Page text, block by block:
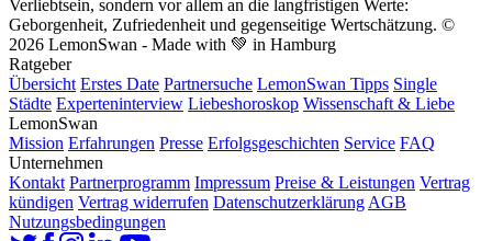
Verliebtsein, sondern vor allem an die langfristigen Werte:
Geborgenheit, Zufriedenheit und gegenseitige Wertschätzung. ©
2026 LemonSwan - Made with 💚 in Hamburg
Ratgeber
Übersicht Erstes Date Partnersuche LemonSwan Tipps Single
Städte Experteninterview Liebeshoroskop Wissenschaft & Liebe
LemonSwan
Mission Erfahrungen Presse Erfolgsgeschichten Service FAQ
Unternehmen
Kontakt Partnerprogramm Impressum Preise & Leistungen Vertrag
kündigen Vertrag widerrufen Datenschutzerklärung AGB
Nutzungsbedingungen